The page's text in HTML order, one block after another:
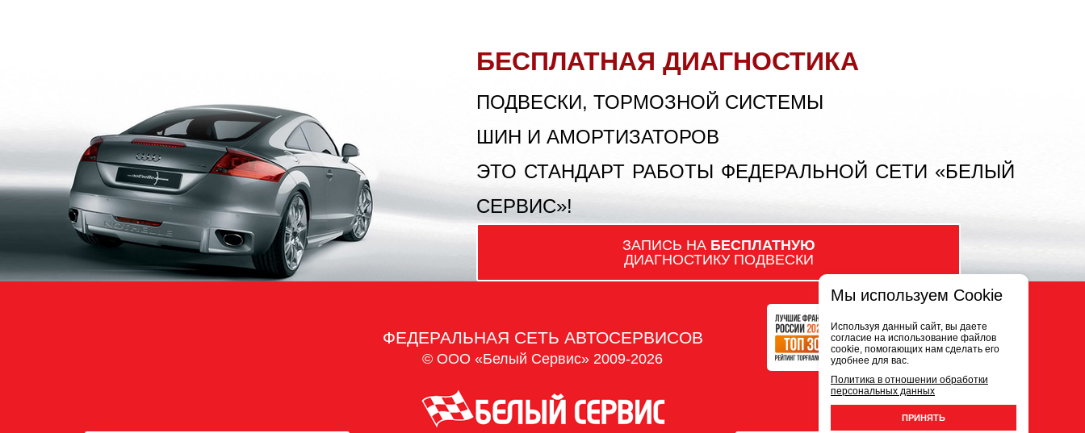
БЕСПЛАТНАЯ ДИАГНОСТИКА
ПОДВЕСКИ, ТОРМОЗНОЙ СИСТЕМЫ
ШИН И АМОРТИЗАТОРОВ
ЭТО СТАНДАРТ РАБОТЫ ФЕДЕРАЛЬНОЙ СЕТИ «БЕЛЫЙ
СЕРВИС»!
ЗАПИСЬ НА БЕСПЛАТНУЮ
ДИАГНОСТИКУ ПОДВЕСКИ
ФЕДЕРАЛЬНАЯ СЕТЬ АВТОСЕРВИСОВ
© ООО «Белый Сервис» 2009-2026
Мы используем Cookie
Используя данный сайт, вы даете
согласие на использование файлов
cookie, помогающих нам сделать его
удобнее для вас.
Политика в отношении обработки
персональных данных
ПРИНЯТЬ